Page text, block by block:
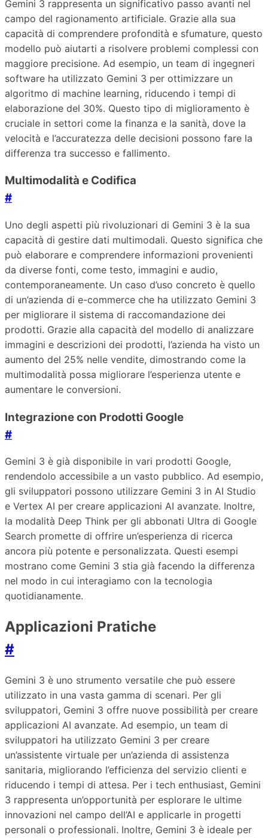
Gemini 3 rappresenta un significativo passo avanti nel
campo del ragionamento artificiale. Grazie alla sua
capacità di comprendere profondità e sfumature, questo
modello può aiutarti a risolvere problemi complessi con
maggiore precisione. Ad esempio, un team di ingegneri
software ha utilizzato Gemini 3 per ottimizzare un
algoritmo di machine learning, riducendo i tempi di
elaborazione del 30%. Questo tipo di miglioramento è
cruciale in settori come la finanza e la sanità, dove la
velocità e l’accuratezza delle decisioni possono fare la
differenza tra successo e fallimento.
Multimodalità e Codifica
#
Uno degli aspetti più rivoluzionari di Gemini 3 è la sua
capacità di gestire dati multimodali. Questo significa che
può elaborare e comprendere informazioni provenienti
da diverse fonti, come testo, immagini e audio,
contemporaneamente. Un caso d’uso concreto è quello
di un’azienda di e-commerce che ha utilizzato Gemini 3
per migliorare il sistema di raccomandazione dei
prodotti. Grazie alla capacità del modello di analizzare
immagini e descrizioni dei prodotti, l’azienda ha visto un
aumento del 25% nelle vendite, dimostrando come la
multimodalità possa migliorare l’esperienza utente e
aumentare le conversioni.
Integrazione con Prodotti Google
#
Gemini 3 è già disponibile in vari prodotti Google,
rendendolo accessibile a un vasto pubblico. Ad esempio,
gli sviluppatori possono utilizzare Gemini 3 in AI Studio
e Vertex AI per creare applicazioni AI avanzate. Inoltre,
la modalità Deep Think per gli abbonati Ultra di Google
Search promette di offrire un’esperienza di ricerca
ancora più potente e personalizzata. Questi esempi
mostrano come Gemini 3 stia già facendo la differenza
nel modo in cui interagiamo con la tecnologia
quotidianamente.
Applicazioni Pratiche
#
Gemini 3 è uno strumento versatile che può essere
utilizzato in una vasta gamma di scenari. Per gli
sviluppatori, Gemini 3 offre nuove possibilità per creare
applicazioni AI avanzate. Ad esempio, un team di
sviluppatori ha utilizzato Gemini 3 per creare
un’assistente virtuale per un’azienda di assistenza
sanitaria, migliorando l’efficienza del servizio clienti e
riducendo i tempi di attesa. Per i tech enthusiast, Gemini
3 rappresenta un’opportunità per esplorare le ultime
innovazioni nel campo dell’AI e applicarle in progetti
personali o professionali. Inoltre, Gemini 3 è ideale per